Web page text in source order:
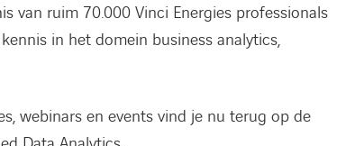
van ruim 70.000 Vinci Energies professionals
in het domein business analytics,
webinars en events vind je nu terug op de